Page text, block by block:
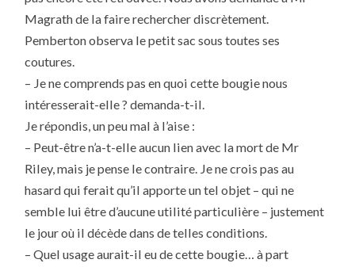
Magrath de la faire rechercher discrètement.
Pemberton observa le petit sac sous toutes ses
coutures.
– Je ne comprends pas en quoi cette bougie nous
intéresserait-elle ? demanda-t-il.
Je répondis, un peu mal à l’aise :
– Peut-être n’a-t-elle aucun lien avec la mort de Mr
Riley, mais je pense le contraire. Je ne crois pas au
hasard qui ferait qu’il apporte un tel objet – qui ne
semble lui être d’aucune utilité particulière – justement
le jour où il décède dans de telles conditions.
– Quel usage aurait-il eu de cette bougie… à part